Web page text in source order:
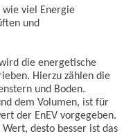
viel Energie
und
die energetische
Hierzu zählen die
und Boden.
dem Volumen, ist für
der EnEV vorgegeben.
desto besser ist das